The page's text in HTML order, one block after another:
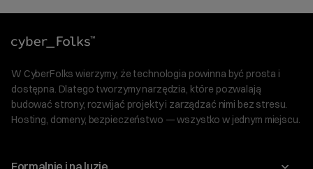
W CyberFolks wierzymy, że technologia powinna być prosta i
dostępna. Dlatego tworzymy narzędzia, które pozwalają
budować strony, rozwijać projekty i zarządzać nimi bez stresu.
Hosting, domeny, bezpieczeństwo — wszystko w jednym miejscu.